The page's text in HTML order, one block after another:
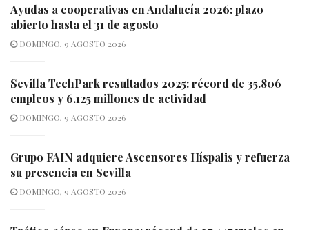
Ayudas a cooperativas en Andalucía 2026: plazo
abierto hasta el 31 de agosto
DOMINGO, 9 AGOSTO 2026
Sevilla TechPark resultados 2025: récord de 35.806
empleos y 6.125 millones de actividad
DOMINGO, 9 AGOSTO 2026
Grupo FAIN adquiere Ascensores Híspalis y refuerza
su presencia en Sevilla
DOMINGO, 9 AGOSTO 2026